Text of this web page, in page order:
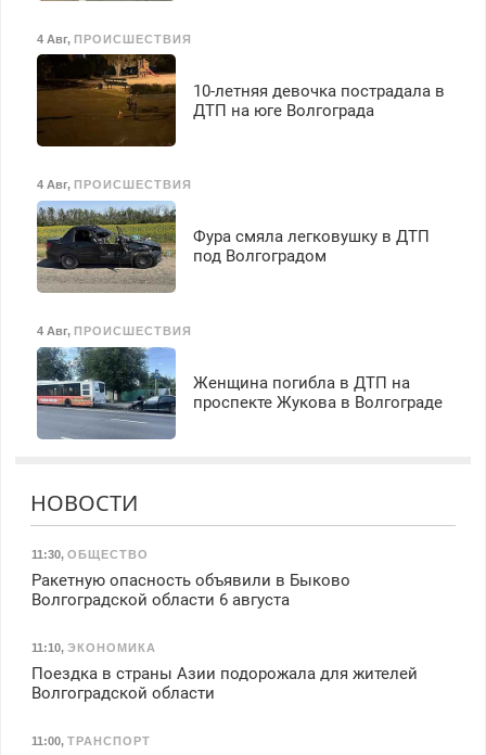
4 Авг, ПРОИСШЕСТВИЯ
10-летняя девочка пострадала в
ДТП на юге Волгограда
4 Авг, ПРОИСШЕСТВИЯ
Фура смяла легковушку в ДТП
под Волгоградом
4 Авг, ПРОИСШЕСТВИЯ
Женщина погибла в ДТП на
проспекте Жукова в Волгограде
НОВОСТИ
11:30, ОБЩЕСТВО
Ракетную опасность объявили в Быково
Волгоградской области 6 августа
11:10, ЭКОНОМИКА
Поездка в страны Азии подорожала для жителей
Волгоградской области
11:00, ТРАНСПОРТ